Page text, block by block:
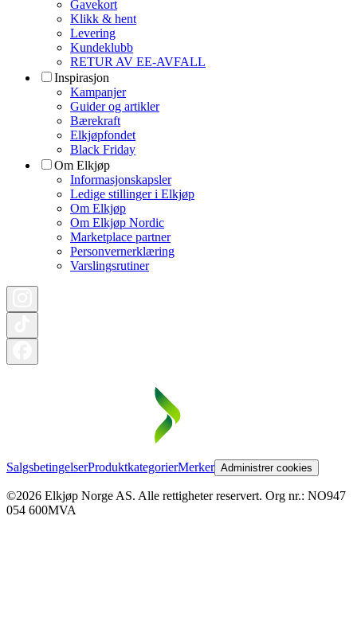
Gavekort
Klikk & hent
Levering
Kundeklubb
RETUR AV EE-AVFALL
Inspirasjon
Kampanjer
Guider og artikler
Bærekraft
Elkjøpfondet
Black Friday
Om Elkjøp
Informasjonskapsler
Ledige stillinger i Elkjøp
Om Elkjøp
Om Elkjøp Nordic
Marketplace partner
Personvernerklæring
Varslingsrutiner
SalgsbetingelserProduktkategorierMerker Administrer cookies
©2026 Elkjøp Norge AS. Alle rettigheter reservert. Org nr.: NO947
054 600MVA